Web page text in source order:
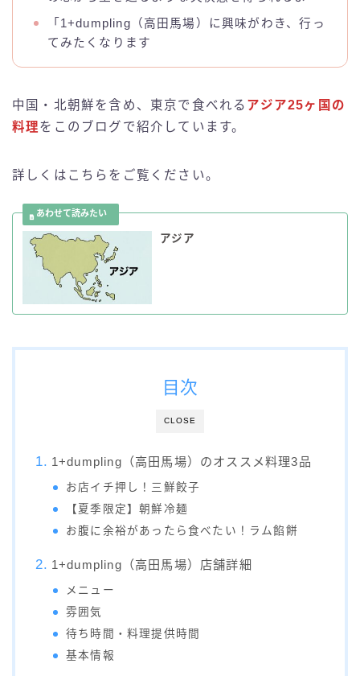
「1+dumpling（高田馬場）に興味がわき、行っ
てみたくなります
中国・北朝鮮を含め、東京で食べれる アジア25ヶ国の
料理をこのブログで紹介しています。
詳しくはこちらをご覧ください。
アジア
CLOSE
目次
1+dumpling（高田馬場）のオススメ料理3品
お店イチ押し！三鮮餃子
【夏季限定】朝鮮冷麺
お腹に余裕があったら食べたい！ラム餡餅
1+dumpling（高田馬場）店舗詳細
メニュー
雰囲気
待ち時間・料理提供時間
基本情報